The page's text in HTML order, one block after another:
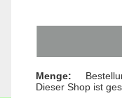
Menge:
Dieser Shop ist